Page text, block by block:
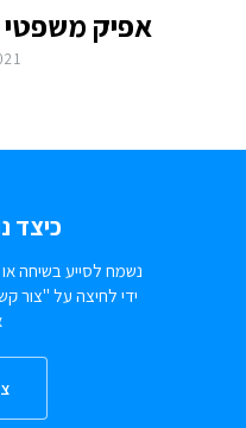
אפיק משפטי 350
כיצד
נשמח לסייע בשיחה
ידי לחיצה על "צור